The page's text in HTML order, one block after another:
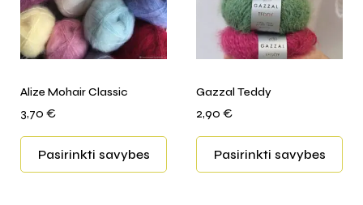
Alize Mohair Classic
3,70 €
Pasirinkti savybes
Gazzal Teddy
2,90 €
Pasirinkti savybes